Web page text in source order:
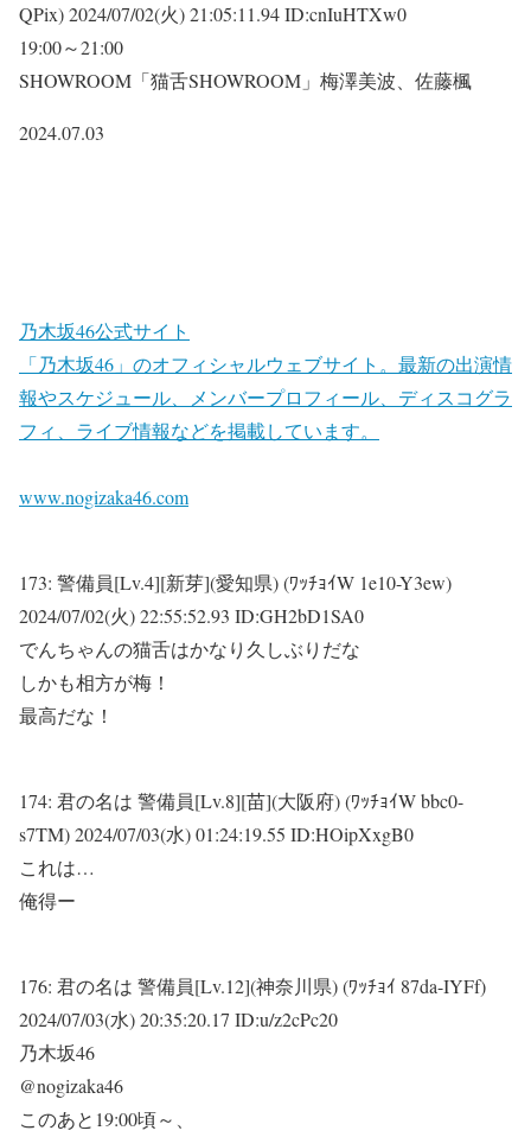
QPix)2024/07/02(火) 21:05:11.94 ID:cnIuHTXw0
19:00～21:00
SHOWROOM「猫舌SHOWROOM」梅澤美波、佐藤楓
2024.07.03
乃木坂46公式サイト
「乃木坂46」のオフィシャルウェブサイト。最新の出演情
報やスケジュール、メンバープロフィール、ディスコグラ
フィ、ライブ情報などを掲載しています。
www.nogizaka46.com
173: 警備員[Lv.4][新芽](愛知県) (ﾜｯﾁｮｲW 1e10-Y3ew)
2024/07/02(火) 22:55:52.93 ID:GH2bD1SA0
でんちゃんの猫舌はかなり久しぶりだな
しかも相方が梅！
最高だな！
174: 君の名は 警備員[Lv.8][苗](大阪府) (ﾜｯﾁｮｲW bbc0-
s7TM)2024/07/03(水) 01:24:19.55 ID:HOipXxgB0
これは…
俺得ー
176: 君の名は 警備員[Lv.12](神奈川県) (ﾜｯﾁｮｲ 87da-IYFf)
2024/07/03(水) 20:35:20.17 ID:u/z2cPc20
乃木坂46
@nogizaka46
このあと19:00頃～、